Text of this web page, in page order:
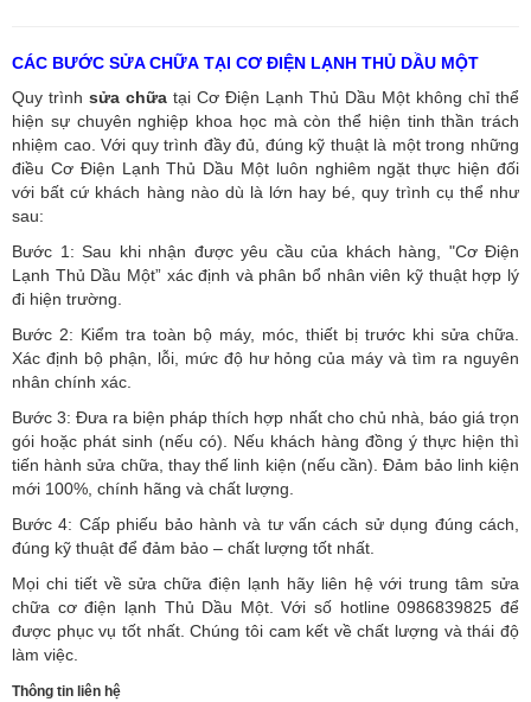
CÁC BƯỚC SỬA CHỮA TẠI CƠ ĐIỆN LẠNH THỦ DẦU MỘT
Quy trình sửa chữa tại Cơ Điện Lạnh Thủ Dầu Một không chỉ thể
hiện sự chuyên nghiệp khoa học mà còn thể hiện tinh thần trách
nhiệm cao. Với quy trình đầy đủ, đúng kỹ thuật là một trong những
điều Cơ Điện Lạnh Thủ Dầu Một luôn nghiêm ngặt thực hiện đối
với bất cứ khách hàng nào dù là lớn hay bé, quy trình cụ thể như
sau:
Bước 1: Sau khi nhận được yêu cầu của khách hàng, "Cơ Điện
Lạnh Thủ Dầu Một” xác định và phân bổ nhân viên kỹ thuật hợp lý
đi hiện trường.
Bước 2: Kiểm tra toàn bộ máy, móc, thiết bị trước khi sửa chữa.
Xác định bộ phận, lỗi, mức độ hư hỏng của máy và tìm ra nguyên
nhân chính xác.
Bước 3: Đưa ra biện pháp thích hợp nhất cho chủ nhà, báo giá trọn
gói hoặc phát sinh (nếu có). Nếu khách hàng đồng ý thực hiện thì
tiến hành sửa chữa, thay thế linh kiện (nếu cần). Đảm bảo linh kiện
mới 100%, chính hãng và chất lượng.
Bước 4: Cấp phiếu bảo hành và tư vấn cách sử dụng đúng cách,
đúng kỹ thuật để đảm bảo – chất lượng tốt nhất.
Mọi chi tiết về sửa chữa điện lạnh hãy liên hệ với trung tâm sửa
chữa cơ điện lạnh Thủ Dầu Một. Với số hotline 0986839825 để
được phục vụ tốt nhất. Chúng tôi cam kết về chất lượng và thái độ
làm việc.
Thông tin liên hệ